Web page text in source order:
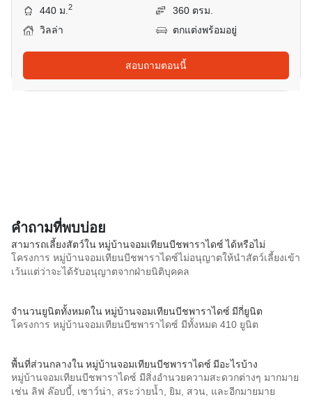
440 ม.2
360 ตรม.
วิลล่า
ตกแต่งพร้อมอยู่
สอบถามตอนนี้
คำถามที่พบบ่อย
สามารถเลี้ยงสัตว์ใน หมู่บ้านจอมเทียนบีชพาราไดซ์ ได้หรือไม่
โครงการ หมู่บ้านจอมเทียนบีชพาราไดซ์ไม่อนุญาตให้นำสัตว์เลี้ยงเข้า
เว้นแต่ว่าจะได้รับอนุญาตจากฝ่ายนิติบุคคล
จำนวนยูนิตทั้งหมดใน หมู่บ้านจอมเทียนบีชพาราไดซ์ มีกี่ยูนิต
โครงการ หมู่บ้านจอมเทียนบีชพาราไดซ์ มีทั้งหมด 410 ยูนิต
พื้นที่ส่วนกลางใน หมู่บ้านจอมเทียนบีชพาราไดซ์ มีอะไรบ้าง
หมู่บ้านจอมเทียนบีชพาราไดซ์ มีสิ่งอำนวยความสะดวกต่างๆ มากมาย
เช่น ลิฟ ล๊อบบี้, เซาว์น่า, สระว่ายน้ำ, ยิม, สวน, และอีกมายมาย